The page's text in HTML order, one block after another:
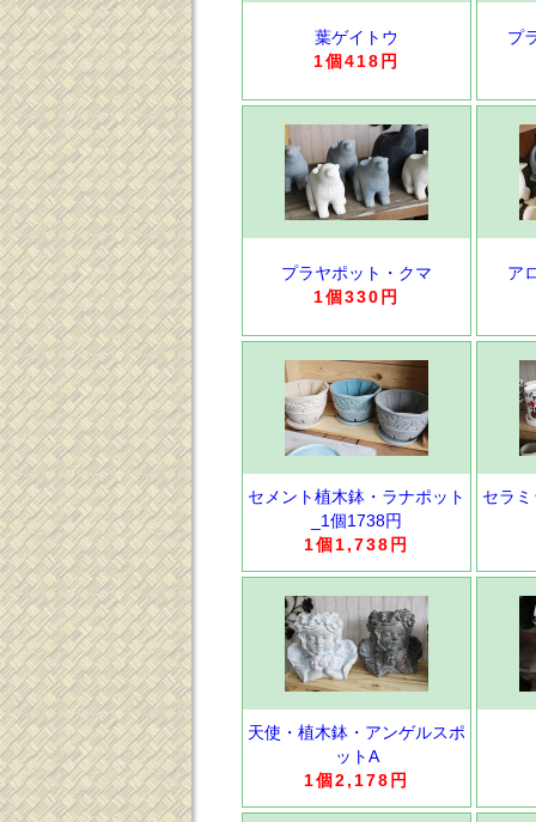
葉ゲイトウ
1個418円
プ
プラヤポット・クマ
1個330円
ア
セメント植木鉢・ラナポット
_1個1738円
1個1,738円
セラ
天使・植木鉢・アンゲルスポ
ットA
1個2,178円